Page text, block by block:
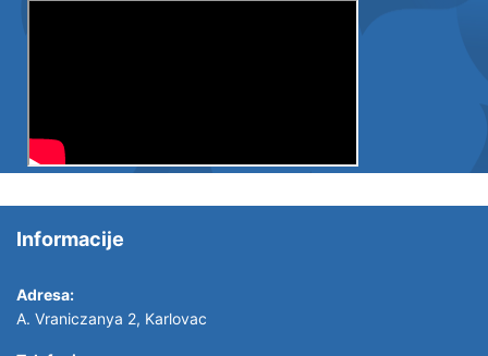
Informacije
Adresa:
A. Vraniczanya 2, Karlovac